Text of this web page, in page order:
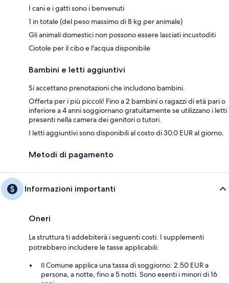
I cani e i gatti sono i benvenuti
1 in totale (del peso massimo di 8 kg per animale)
Gli animali domestici non possono essere lasciati incustoditi
Ciotole per il cibo e l'acqua disponibile
Bambini e letti aggiuntivi
Si accettano prenotazioni che includono bambini.
Offerta per i più piccoli! Fino a 2 bambini o ragazzi di età pari o
inferiore a 4 anni soggiornano gratuitamente se utilizzano i letti
presenti nella camera dei genitori o tutori.
I letti aggiuntivi sono disponibili al costo di 30.0 EUR al giorno.
Metodi di pagamento
Informazioni importanti
Oneri
La struttura ti addebiterà i seguenti costi. I supplementi
potrebbero includere le tasse applicabili:
Il Comune applica una tassa di soggiorno: 2.50 EUR a
persona, a notte, fino a 5 notti. Sono esenti i minori di 16